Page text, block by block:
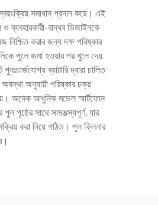
সমাধান প্রদান করে। এই
ব্যবহারকারী-বান্ধব ডিজাইনকে
করার জন্য দক্ষ পরিষ্কার
পুলে জমা হওয়ার পর খুলে দেয়
ব্যাটারি দ্বারা চালিত
অনুযায়ী পরিষ্কার চক্র
অনেক আধুনিক মডেল স্মার্টফোন
পৃষ্ঠের সাথে সামঞ্জস্যপূর্ণ, যার
করা নিয়ে গঠিত। পুল ক্লিনার